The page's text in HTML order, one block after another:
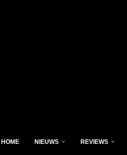
HOME NIEUWS REVIEWS